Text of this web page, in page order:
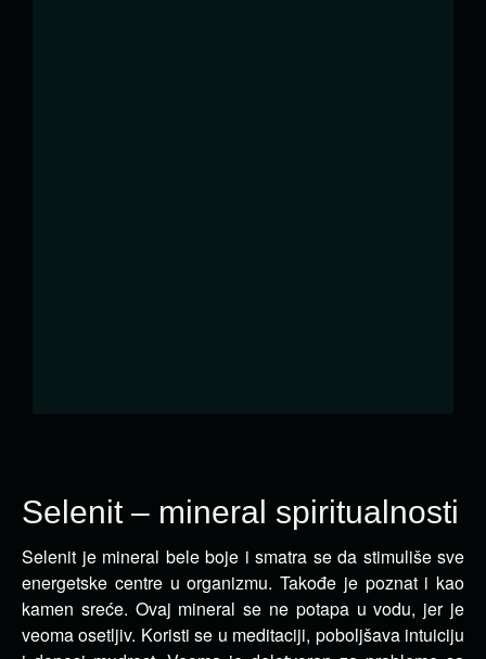
Selenit – mineral spiritualnosti
Selenit je mineral bele boje i smatra se da stimuliše sve
energetske centre u organizmu. Takođe je poznat i kao
kamen sreće. Ovaj mineral se ne potapa u vodu, jer je
veoma osetljiv. Koristi se u meditaciji, poboljšava intuiciju